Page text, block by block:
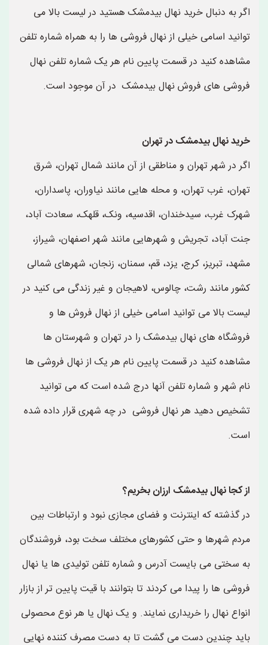
اگر به دنبال خرید نهال بیدمشک هستید در لیست بالا می
توانید اسامی خیلی از نهال فروشی ها را به همراه شماره تلفن
مشاهده کنید در قسمت پایین نام هر یک شماره تلفن نهال
فروشی های فروش نهال بیدمشک در آن موجود است.
خرید نهال بیدمشک در تهران
اگر در شهر تهران و مناطقی از آن مانند شمال تهران، شرق
تهران، غرب تهران، و محله هایی مانند نیاوران، پاسداران،
شهرک غرب، سیدخندان، اقدسیه، ونک، قلهک، سعادت آباد،
جنت آباد، تجریش و شهرهایی مانند شهر اصفهان، شیراز،
مشهد، تبریز، کرج، یزد، قم، سمنان، زنجان، شهرهای شمالی
کشور مانند رشت، چالوس، لاهیجان و غیر زندگی می کنید در
لیست بالا می توانید اسامی خیلی از نهال فروش ها و
فروشگاه های نهال بیدمشک را در تهران و شهرستان ها
مشاهده کنید در قسمت پایین نام هر یک از نهال فروشی ها
نام شهر و شماره تلفن آنها درج شده است که می توانید
تشخیص دهید هر نهال فروشی در چه شهری قرار داده شده
است.
از کجا نهال بیدمشک ارزان بخریم؟
در گذشته که اینترنت و فضای مجازی نبود و ارتباطات بین
مردم شهرها و حتی کشورهای مختلف سخت بود، فروشندگان
به سختی می بایست آدرس و شماره تلفن تولیدی ها یا نهال
فروشی ها را پیدا می کردند تا بتوانند با قیت پایین تر از بازار
انواع نهال را خریداری نمایند. و یک نهال یا هر نوع محصولی
باید چندین دست می گشت تا به دست مصرف کننده نهایی